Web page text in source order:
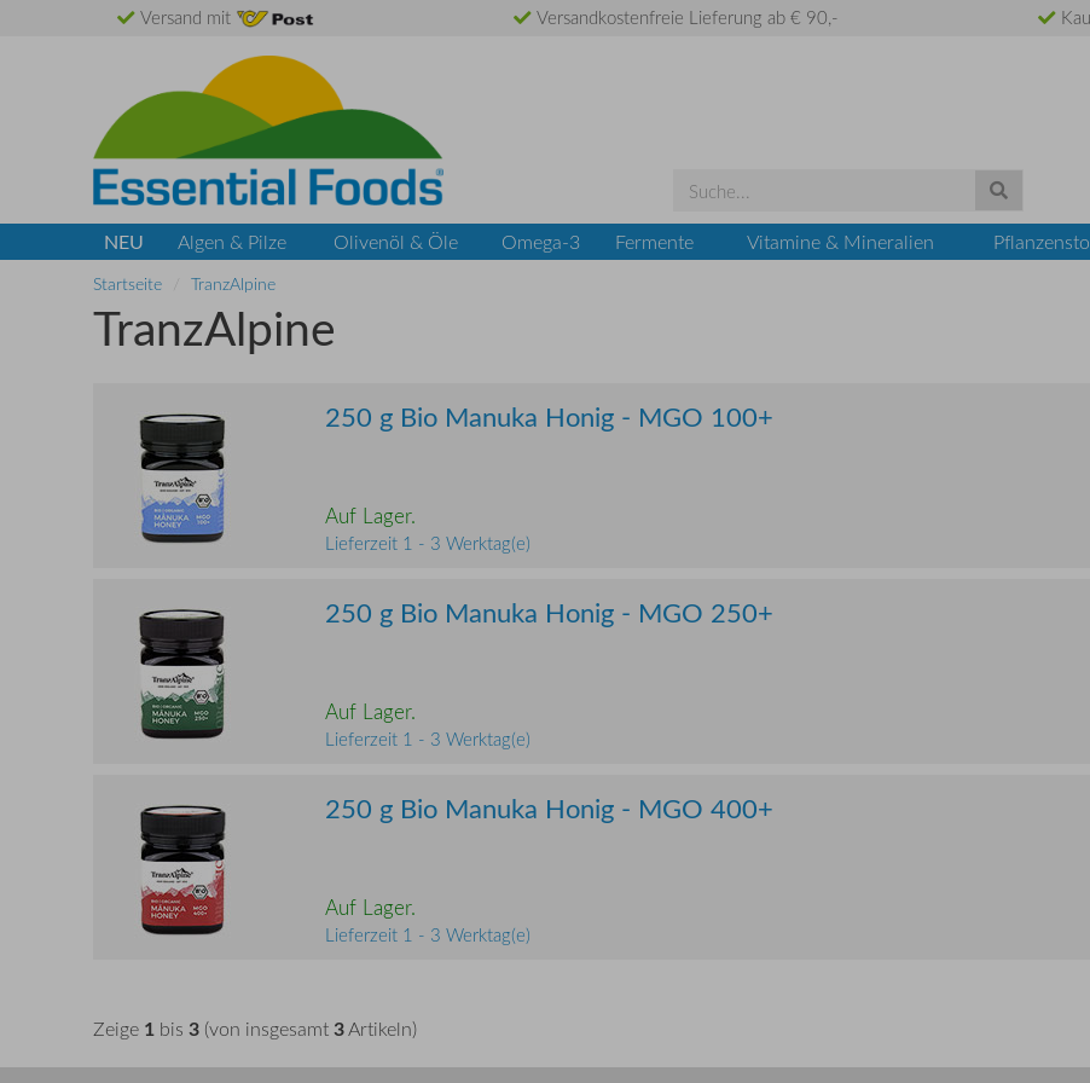
Versand mit Versandkostenfreie Lieferung ab € 90,-
NEU Algen & Pilze Olivenöl & Öle Omega-3 Fermente Vitamine & Mineralien
Startseite TranzAlpine
TranzAlpine
250 g Bio Manuka Honig - MGO 100+
Auf Lager.
Lieferzeit 1 - 3 Werktag(e)
250 g Bio Manuka Honig - MGO 250+
Auf Lager.
Lieferzeit 1 - 3 Werktag(e)
250 g Bio Manuka Honig - MGO 400+
Auf Lager.
Lieferzeit 1 - 3 Werktag(e)
Zeige 1 bis 3 (von insgesamt3Artikeln)